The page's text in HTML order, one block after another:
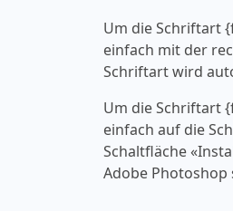
Um die Schriftart
einfach mit der
Schriftart wird
Um die Schriftart
einfach auf die
Schaltfläche
Adobe